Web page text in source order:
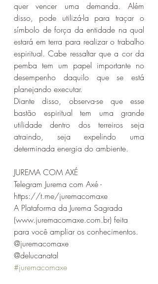
quer vencer uma demanda. Além
disso, pode utilizá-la para traçar o
símbolo de força da entidade na qual
estará em terra para realizar o trabalho
espiritual. Cabe ressaltar que a cor da
pemba tem um papel importante no
desempenho daquilo que se está
planejando executar.
Diante disso, observa-se que esse
bastão espiritual tem uma grande
utilidade dentro dos terreiros seja
atraindo, seja expelindo uma
determinada energia do ambiente.
JUREMA COM AXÉ
Telegram Jurema com Axé -
https://t.me/juremacomaxe
A Plataforma da Jurema Sagrada
(www.juremacomaxe.com.br) feita
para você ampliar os conhecimentos.
@juremacomaxe
@delucanatal
#juremacomaxe